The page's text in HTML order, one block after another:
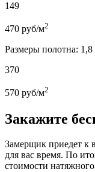
149
470 руб/м2
Размеры полотна: 1,8
370
570 руб/м2
Закажите
Замерщик приедет к
для вас время. По
стоимости